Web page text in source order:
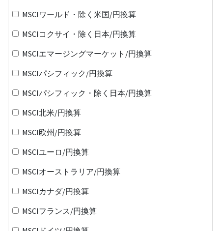
MSCIワールド・除く米国/円換算
MSCIコクサイ・除く日本/円換算
MSCIエマージングマーケット/円換算
MSCIパシフィック/円換算
MSCIパシフィック・除く日本/円換算
MSCI北米/円換算
MSCI欧州/円換算
MSCIユーロ/円換算
MSCIオーストラリア/円換算
MSCIカナダ/円換算
MSCIフランス/円換算